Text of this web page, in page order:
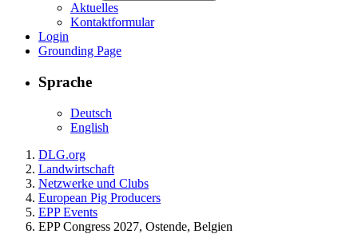
Aktuelles
Kontaktformular
Login
Grounding Page
Sprache
Deutsch
English
DLG.org
Landwirtschaft
Netzwerke und Clubs
European Pig Producers
EPP Events
EPP Congress 2027, Ostende, Belgien